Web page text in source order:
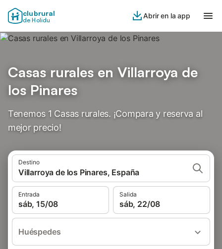
clubrural
de Holidu
Abrir en la app
Casas rurales en Villarroya de
los Pinares
Tenemos 1 Casas rurales. ¡Compara y reserva al
mejor precio!
Destino
Villarroya de los Pinares, España
Entrada
sáb, 15/08
Salida
sáb, 22/08
Huéspedes